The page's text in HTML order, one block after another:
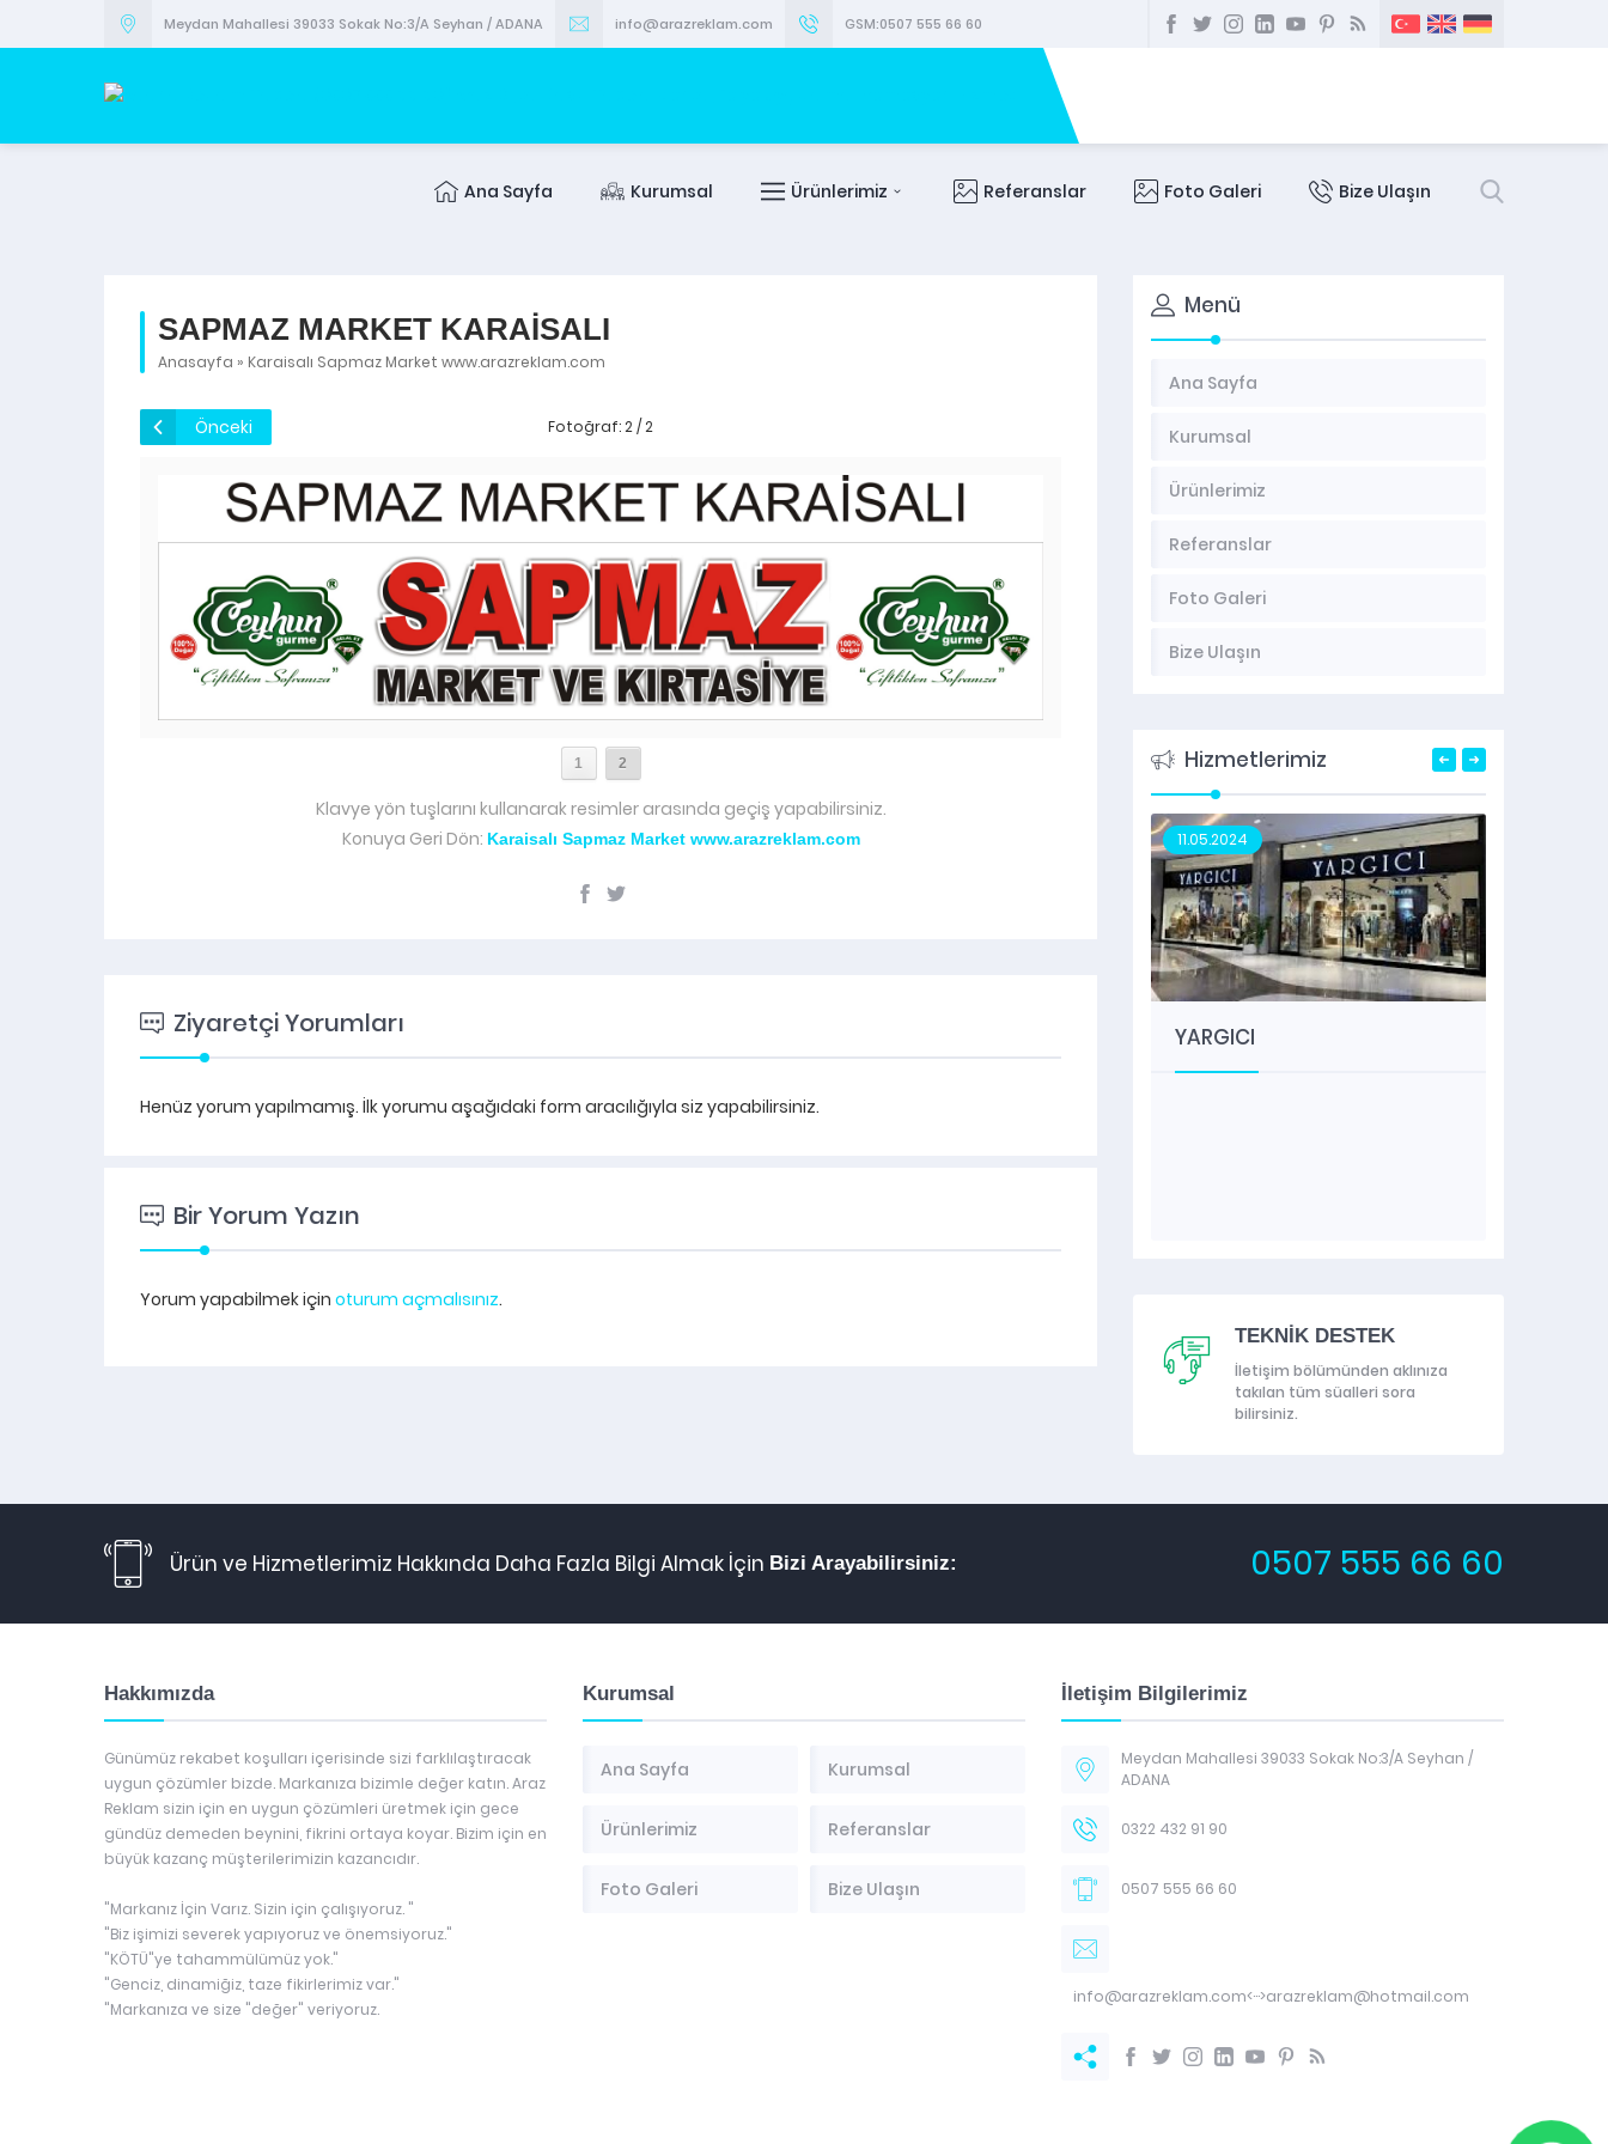
Meydan Mahallesi 39033 Sokak No:3/A Seyhan / ADANA info@arazreklam.com GSM:0507 555 66 60
Ana Sayfa Kurumsal Ürünlerimiz Referanslar Foto Galeri Bize Ulaşın
SAPMAZ MARKET KARAİSALI
Anasayfa » Karaisalı Sapmaz Market www.arazreklam.com
Önceki Fotoğraf: 2 / 2
1 2
Klavye yön tuşlarını kullanarak resimler arasında geçiş yapabilirsiniz.
Konuya Geri Dön: Karaisalı Sapmaz Market www.arazreklam.com
Ziyaretçi Yorumları
Henüz yorum yapılmamış. İlk yorumu aşağıdaki form aracılığıyla siz yapabilirsiniz.
Bir Yorum Yazın
Yorum yapabilmek için oturum açmalısınız.
Menü
Ana Sayfa
Kurumsal
Ürünlerimiz
Referanslar
Foto Galeri
Bize Ulaşın
Hizmetlerimiz
11.05.2024
YARGICI
TEKNİK DESTEK
İletişim bölümünden aklınıza
takılan tüm süalleri sora
bilirsiniz.
Ürün ve Hizmetlerimiz Hakkında Daha Fazla Bilgi Almak İçin Bizi Arayabilirsiniz: 0507 555 66 60
Hakkımızda
Günümüz rekabet koşulları içerisinde sizi farklılaştıracak
uygun çözümler bizde. Markanıza bizimle değer katın. Araz
Reklam sizin için en uygun çözümleri üretmek için gece
gündüz demeden beynini, fikrini ortaya koyar. Bizim için en
büyük kazanç müşterilerimizin kazancıdır.
"Markanız İçin Varız. Sizin için çalışıyoruz. "
"Biz işimizi severek yapıyoruz ve önemsiyoruz."
"KÖTÜ"ye tahammülümüz yok."
"Genciz, dinamiğiz, taze fikirlerimiz var."
"Markanıza ve size "değer" veriyoruz.
Kurumsal
Ana Sayfa Kurumsal
Ürünlerimiz Referanslar
Foto Galeri Bize Ulaşın
İletişim Bilgilerimiz
Meydan Mahallesi 39033 Sokak No:3/A Seyhan /
ADANA
0322 432 91 90
0507 555 66 60
info@arazreklam.com<···>arazreklam@hotmail.com